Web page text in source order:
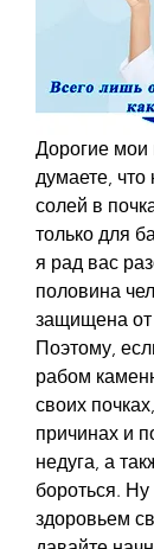
Дорогие
думаете,
солей в
только для
я рад вас
половина
защищена от
Поэтому,
рабом
своих
причинах и
недуга, а
бороться. Ну
здоровьем